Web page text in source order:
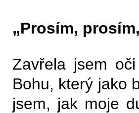
„Prosím,
Zavřela jsem
Bohu, který jako
jsem, jak moje